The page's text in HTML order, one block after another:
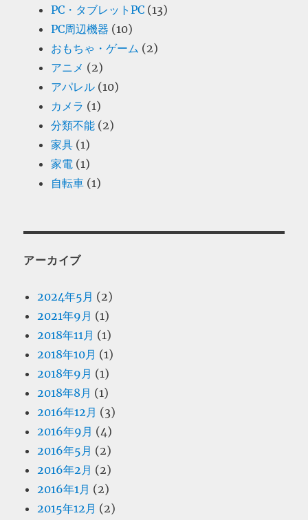
PC・タブレットPC (13)
PC周辺機器 (10)
おもちゃ・ゲーム (2)
アニメ (2)
アパレル (10)
カメラ (1)
分類不能 (2)
家具 (1)
家電 (1)
自転車 (1)
アーカイブ
2024年5月 (2)
2021年9月 (1)
2018年11月 (1)
2018年10月 (1)
2018年9月 (1)
2018年8月 (1)
2016年12月 (3)
2016年9月 (4)
2016年5月 (2)
2016年2月 (2)
2016年1月 (2)
2015年12月 (2)